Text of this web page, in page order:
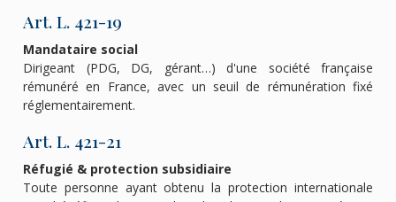
Art. L. 421-19
Mandataire social
Dirigeant (PDG, DG, gérant…) d'une société française
rémunéré en France, avec un seuil de rémunération fixé
réglementairement.
Art. L. 421-21
Réfugié & protection subsidiaire
Toute personne ayant obtenu la protection internationale